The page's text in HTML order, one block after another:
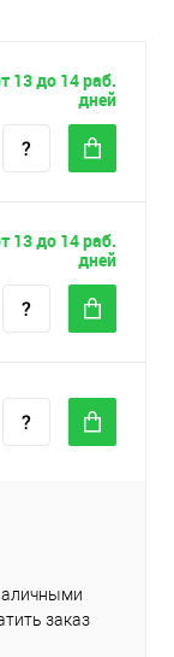
13 до 14 раб.
дней
13 до 14 раб.
дней
заказ